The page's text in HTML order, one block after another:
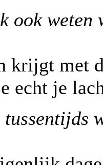
weten
krijgt met
echt je